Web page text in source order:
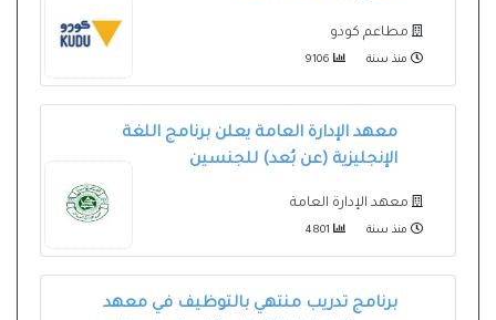
مطاعم كودو
منذ سنة
معهد الإدارة العامة يعلن برنامج اللغة
الإنجليزية (عن بُعد) للجنسين
معهد الإدارة العامة
منذ سنة
برنامج تدريب منتهي بالتوظيف في معهد